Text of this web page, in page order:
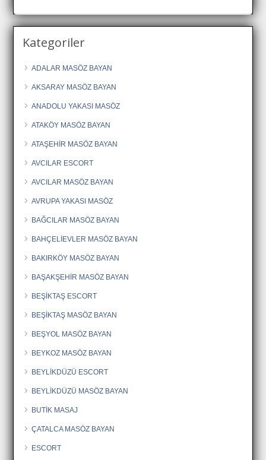
Kategoriler
ADALAR MASÖZ BAYAN
AKSARAY MASÖZ BAYAN
ANADOLU YAKASI MASÖZ
ATAKÖY MASÖZ BAYAN
ATAŞEHİR MASÖZ BAYAN
AVCILAR ESCORT
AVCILAR MASÖZ BAYAN
AVRUPA YAKASI MASÖZ
BAĞCILAR MASÖZ BAYAN
BAHÇELİEVLER MASÖZ BAYAN
BAKIRKÖY MASÖZ BAYAN
BAŞAKŞEHİR MASÖZ BAYAN
BEŞİKTAŞ ESCORT
BEŞİKTAŞ MASÖZ BAYAN
BEŞYOL MASÖZ BAYAN
BEYKOZ MASÖZ BAYAN
BEYLİKDÜZÜ ESCORT
BEYLİKDÜZÜ MASÖZ BAYAN
BUTİK MASAJ
ÇATALCA MASÖZ BAYAN
ESCORT